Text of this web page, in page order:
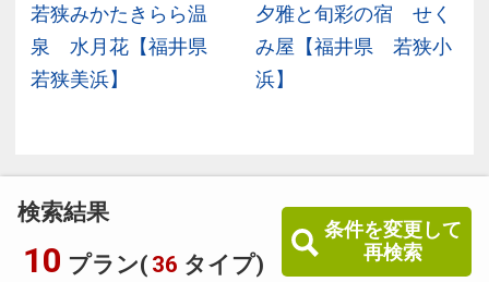
検索結果
10 プラン( 36 タイプ)
条件を変更して
再検索
若狭みかたきらら温
泉 水月花【福井県
若狭美浜】
夕雅と旬彩の宿 せく
み屋【福井県 若狭小
浜】